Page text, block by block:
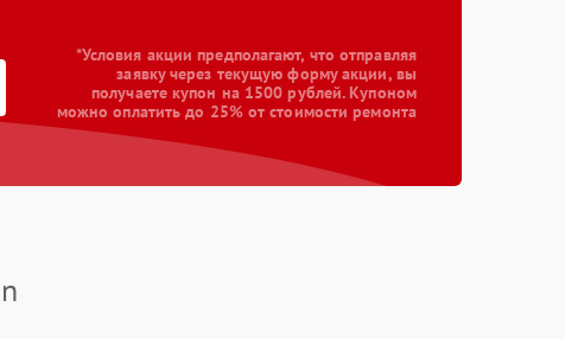
*Условия акции предполагают, что отправляя
заявку через текущую форму акции, вы
получаете купон на 1500 рублей. Купоном
можно оплатить до 25% от стоимости ремонта